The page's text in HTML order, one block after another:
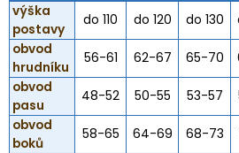
výška
postavy
do 110 do 120 do 130
obvod
hrudníku
56-61 62-67 65-70
obvod
pasu
48-52 50-55 53-57
obvod
boků
58-65 64-69 68-73